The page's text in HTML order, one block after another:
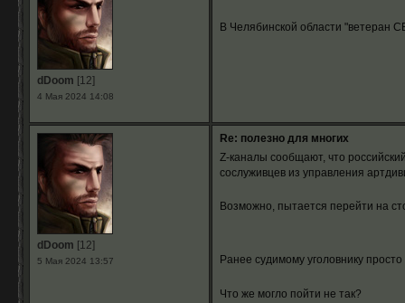
dDoom [12]
4 Мая 2024 14:08
В Челябинской области "ветеран
dDoom [12]
5 Мая 2024 13:57
Re: полезно для многих
Z-каналы сообщают, что
сослуживцев из управления
Возможно, пытается перейти на
Ранее судимому уголовнику
Что же могло пойти не так?